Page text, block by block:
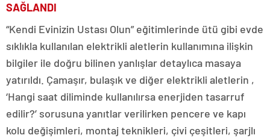
SAĞLANDI
“Kendi Evinizin Ustası Olun” eğitimlerinde ütü gibi evde
sıklıkla kullanılan elektrikli aletlerin kullanımına ilişkin
bilgiler ile doğru bilinen yanlışlar detaylıca masaya
yatırıldı. Çamaşır, bulaşık ve diğer elektrikli aletlerin ,
‘Hangi saat diliminde kullanılırsa enerjiden tasarruf
edilir?’ sorusuna yanıtlar verilirken pencere ve kapı
kolu değişimleri, montaj teknikleri, çivi çeşitleri, şarjlı